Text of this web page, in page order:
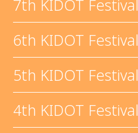
7th KIDOT Festival
6th KIDOT Festival
5th KIDOT Festival
4th KIDOT Festival